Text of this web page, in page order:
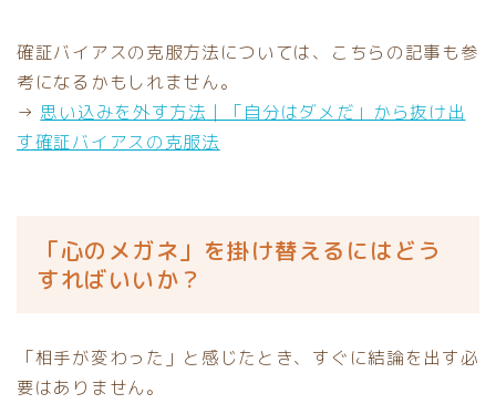
確証バイアスの克服方法については、こちらの記事も参
考になるかもしれません。
→ 思い込みを外す方法｜「自分はダメだ」から抜け出
す確証バイアスの克服法
「心のメガネ」を掛け替えるにはどう
すればいいか？
「相手が変わった」と感じたとき、すぐに結論を出す必
要はありません。